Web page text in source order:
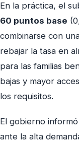
En la práctica, el
60 puntos base
combinarse con
rebajar la tasa en
para las familias
bajas y mayor
los requisitos.
El gobierno
ante la alta